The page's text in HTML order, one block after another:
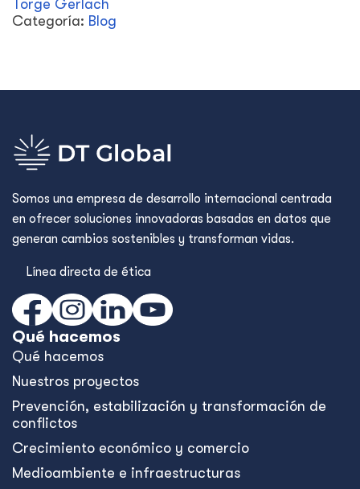
Torge Gerlach
Categoría: Blog
Somos una empresa de desarrollo internacional centrada
en ofrecer soluciones innovadoras basadas en datos que
generan cambios sostenibles y transforman vidas.
Línea directa de ética
Qué hacemos
Qué hacemos
Nuestros proyectos
Prevención, estabilización y transformación de
conflictos
Crecimiento económico y comercio
Medioambiente e infraestructuras